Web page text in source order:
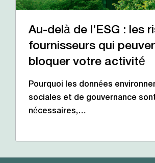
Au-delà de l’ESG : les
fournisseurs qui
bloquer votre activité
Pourquoi les données
sociales et de gouvernance
nécessaires,…